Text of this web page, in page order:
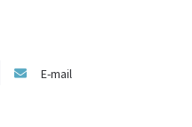
E-mail